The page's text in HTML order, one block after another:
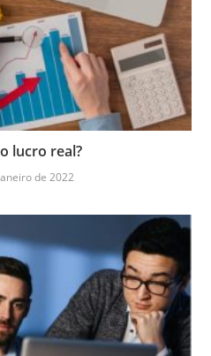
lucro real?
de 2022